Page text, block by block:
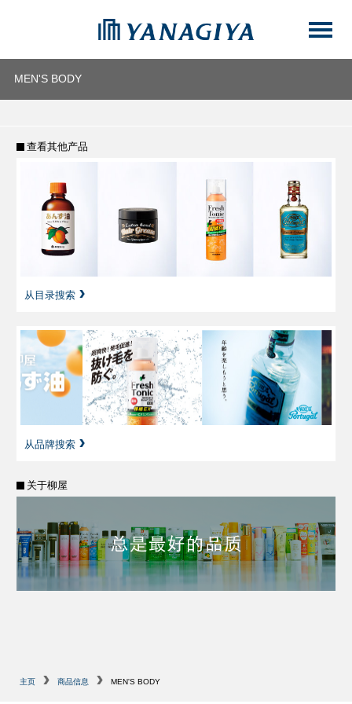
MEN'S BODY
查看其他产品
从目录搜索
从品牌搜索
关于柳屋
主页 商品信息 MEN'S BODY